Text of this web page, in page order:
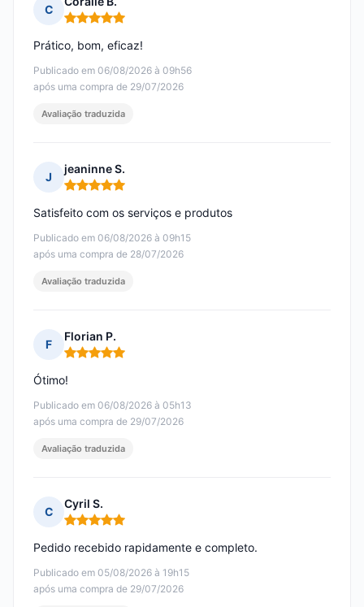
C
Nota: 5 em 5
Publicado em 06/08/2026 à 09h56
após uma compra de 29/07/2026
Prático, bom, eficaz!
Avaliação traduzida
J
jeaninne S.
Nota: 5 em 5
Publicado em 06/08/2026 à 09h15
após uma compra de 28/07/2026
Satisfeito com os serviços e produtos
Avaliação traduzida
F
Florian P.
Nota: 5 em 5
Publicado em 06/08/2026 à 05h13
após uma compra de 29/07/2026
Ótimo!
Avaliação traduzida
C
Cyril S.
Nota: 5 em 5
Publicado em 05/08/2026 à 19h15
após uma compra de 29/07/2026
Pedido recebido rapidamente e completo.